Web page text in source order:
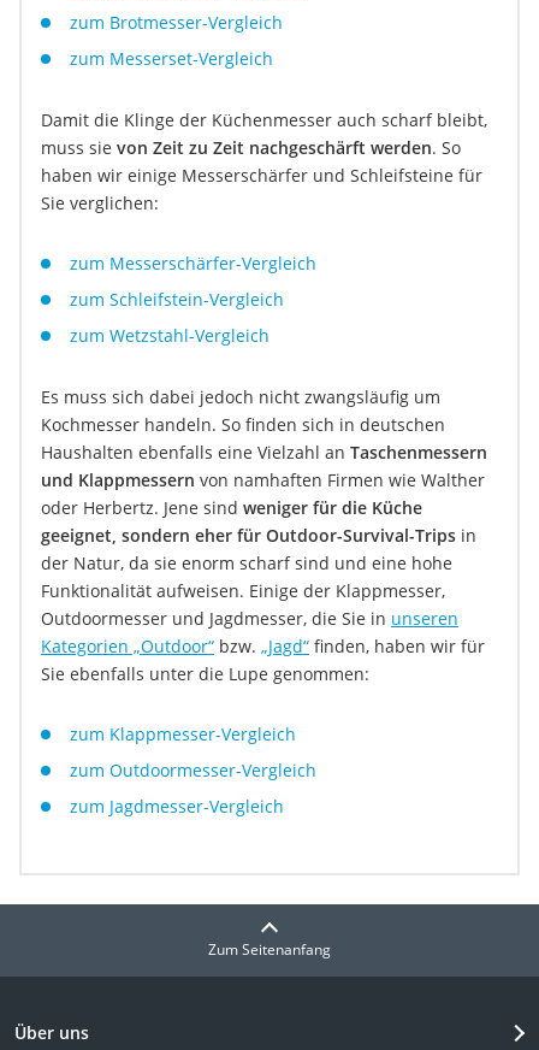
zum Brotmesser-Vergleich
zum Messerset-Vergleich
Damit die Klinge der Küchenmesser auch scharf bleibt,
muss sie von Zeit zu Zeit nachgeschärft werden. So
haben wir einige Messerschärfer und Schleifsteine für
Sie verglichen:
zum Messerschärfer-Vergleich
zum Schleifstein-Vergleich
zum Wetzstahl-Vergleich
Es muss sich dabei jedoch nicht zwangsläufig um
Kochmesser handeln. So finden sich in deutschen
Haushalten ebenfalls eine Vielzahl an Taschenmessern
und Klappmessern von namhaften Firmen wie Walther
oder Herbertz. Jene sind weniger für die Küche
geeignet, sondern eher für Outdoor-Survival-Trips in
der Natur, da sie enorm scharf sind und eine hohe
Funktionalität aufweisen. Einige der Klappmesser,
Outdoormesser und Jagdmesser, die Sie in unseren
Kategorien „Outdoor“ bzw. „Jagd“ finden, haben wir für
Sie ebenfalls unter die Lupe genommen:
zum Klappmesser-Vergleich
zum Outdoormesser-Vergleich
zum Jagdmesser-Vergleich
Zum Seitenanfang
Über uns